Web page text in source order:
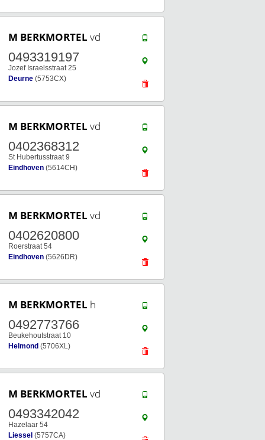
M BERKMORTEL vd
0493319197
Jozef Israelsstraat 25
Deurne (5753CX)
M BERKMORTEL vd
0402368312
St Hubertusstraat 9
Eindhoven (5614CH)
M BERKMORTEL vd
0402620800
Roerstraat 54
Eindhoven (5626DR)
M BERKMORTEL h
0492773766
Beukehoutstraat 10
Helmond (5706XL)
M BERKMORTEL vd
0493342042
Hazelaar 54
Liessel (5757CA)